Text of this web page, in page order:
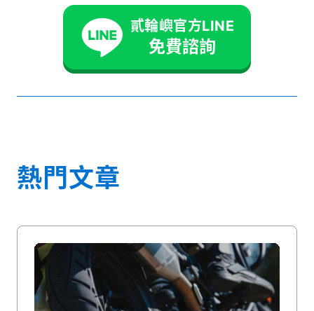
貳輪嶼官方LINE
免費諮詢
熱門文章